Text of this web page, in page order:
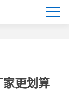
家更划算